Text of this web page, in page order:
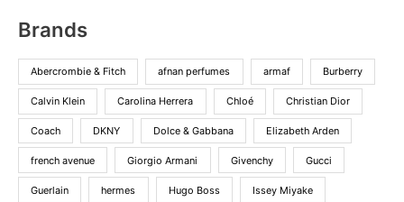
Brands
Abercrombie & Fitch afnan perfumes armaf Burberry
Calvin Klein Carolina Herrera Chloé Christian Dior
Coach DKNY Dolce & Gabbana Elizabeth Arden
french avenue Giorgio Armani Givenchy Gucci
Guerlain hermes Hugo Boss Issey Miyake